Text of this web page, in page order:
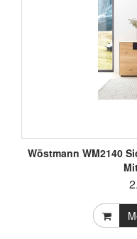
Wöstmann WM2140